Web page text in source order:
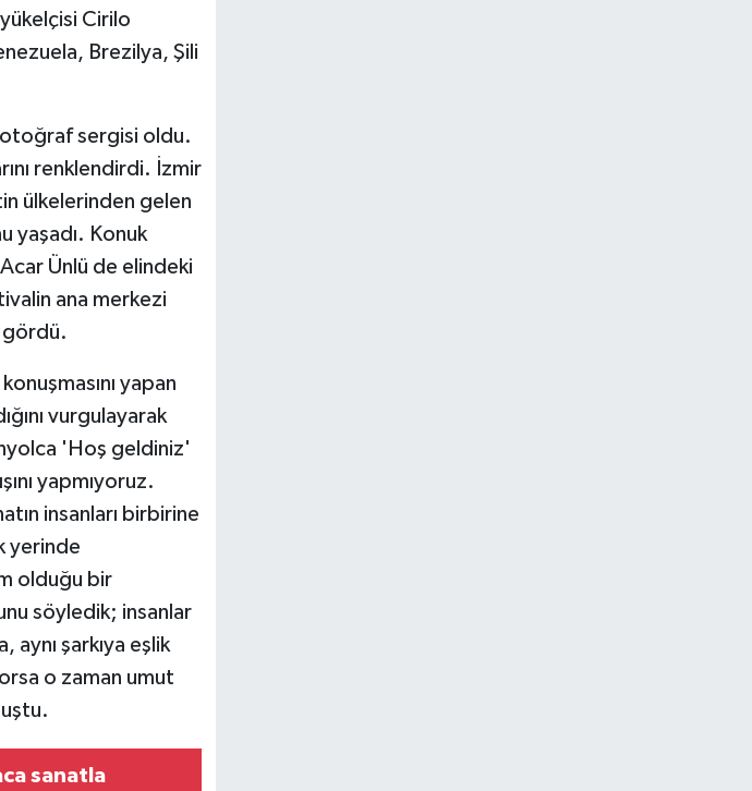
Cirilo
Brezilya, Şili
sergisi oldu.
renklendirdi. İzmir
ülkelerinden gelen
yaşadı. Konuk
Ünlü de elindeki
ana merkezi
gördü.
yapan
vurgulayarak
'Hoş geldiniz'
yapmıyoruz.
insanları birbirine
yerinde
olduğu bir
söyledik; insanlar
şarkıya eşlik
o zaman umut
sanatla